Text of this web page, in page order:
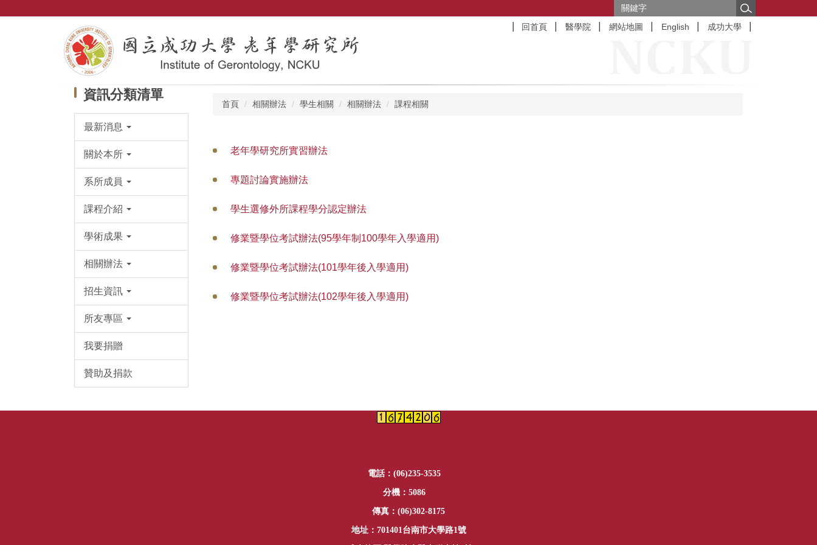
回首頁 醫學院 網站地圖 English 成功大學
資訊分類清單
最新消息
關於本所
系所成員
課程介紹
學術成果
相關辦法
招生資訊
所友專區
我要捐贈
贊助及捐款
首頁 相關辦法 學生相關 相關辦法 課程相關
老年學研究所實習辦法
專題討論實施辦法
學生選修外所課程學分認定辦法
修業暨學位考試辦法(95學年制100學年入學適用)
修業暨學位考試辦法(101學年後入學適用)
修業暨學位考試辦法(102學年後入學適用)
電話：(06)235-3535
分機：5086
傳真：(06)302-8175
地址：701401台南市大學路1號